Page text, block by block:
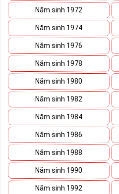
Thế Nào Là Sim Giá
Muasim giá rẻhay sim giảm giá
xấu, sim số đẹp giá rẻ có thể là
lâu chưa tìm được người mua
cầu mua sắm.
Trong mọi cuộc mua bán, người
thắng sim số đẹp đôi khi cũng
hôm nay giá thấp nhưng ngày
bạn dự định bỏ ra có thể nhanh
Năm sinh 1972
Năm sinh 1974
Năm sinh 1976
Năm sinh 1978
Năm sinh 1980
Năm sinh 1982
Năm sinh 1984
Năm sinh 1986
Năm sinh 1988
Năm sinh 1990
Năm sinh 1992